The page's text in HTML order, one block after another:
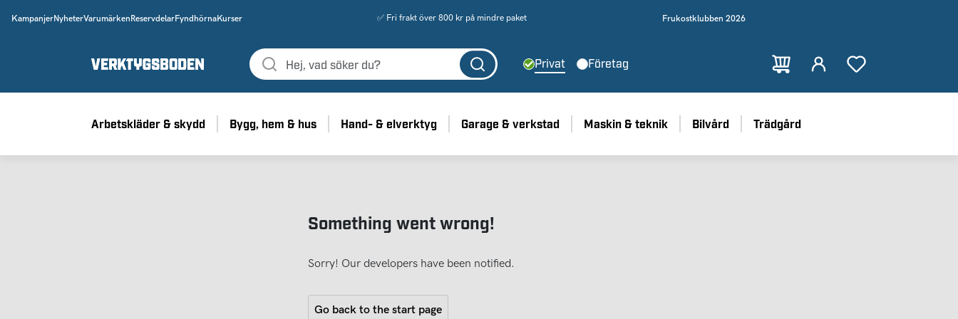
KampanjerNyheterVarumärken ReservdelarFyndhörnaKurser ✅ Fri frakt över 800 kr på mindre paket Frukostklubben 2026
Privat Företag
Arbetskläder & skydd Bygg, hem & hus Hand- & elverktyg Garage & verkstad Maskin & teknik Bilvård Trädgård
Something went wrong!
Sorry! Our developers have been notified.
Go back to the start page